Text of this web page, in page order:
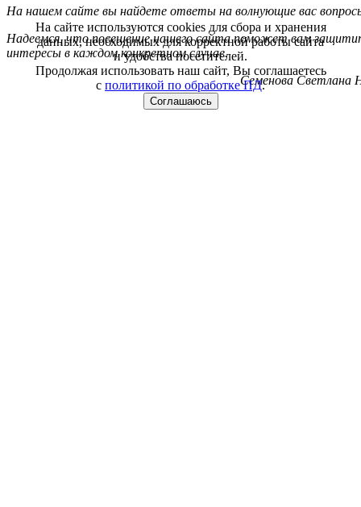
На нашем сайте вы найдете ответы на волнующие вас
Надеемся, что посещение нашего сайта поможет вам
интересы в каждом конкретном случае.
Семенова Светлана
На сайте используются cookies для сбора и хранения
данных, необходимых для корректной работы сайта
и удобства посетителей.
Продолжая использовать наш сайт, Вы соглашаетесь
с политикой по обработке ПД.
Соглашаюсь